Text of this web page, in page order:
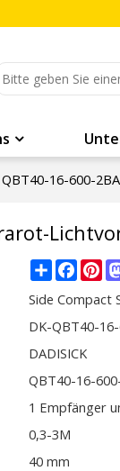
QBT40-16-600-
Share
Side Compact
DK-QBT40-
DADISICK
QBT40-16-
1 Empfänger
0,3-3M
40 mm